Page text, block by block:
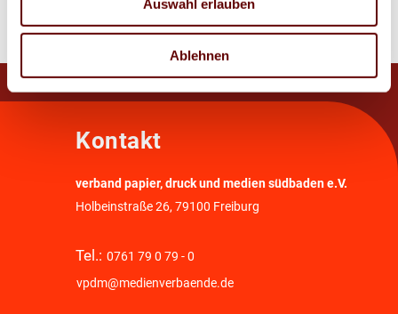
Auswahl erlauben
Ablehnen
Kontakt
verband papier, druck und medien südbaden e.V.
Holbeinstraße 26, 79100 Freiburg
Tel.: 0761 79 0 79 - 0
vpdm@medienverbaende.de